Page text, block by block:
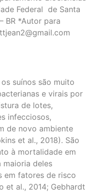
Federal de Santa
BR *Autor para
suínos são muito
e virais por
de lotes,
infecciosos,
de novo ambiente
et al., 2018). São
à mortalidade em
maioria deles
em fatores de risco
et al., 2014; Gebhardt